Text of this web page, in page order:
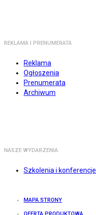
REKLAMA I PRENUMERATA
Reklama
Ogłoszenia
Prenumerata
Archiwum
NASZE WYDARZENIA
Szkolenia i konferencje
MAPA STRONY